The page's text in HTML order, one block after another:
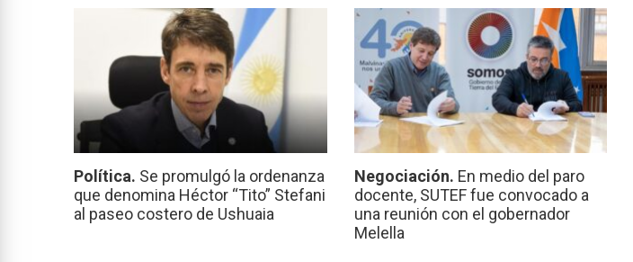
Política. Se promulgó la ordenanza
que denomina Héctor “Tito” Stefani
al paseo costero de Ushuaia
Negociación. En medio del paro
docente, SUTEF fue convocado a
una reunión con el gobernador
Melella